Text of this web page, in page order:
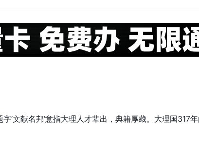
献名邦’意指大理人才辈出，典籍厚藏。大理国317